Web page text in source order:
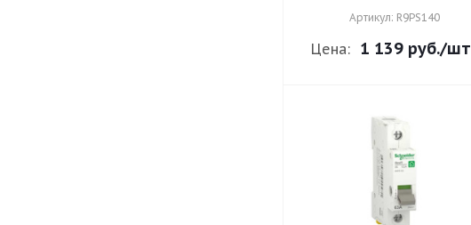
Артикул: R9PS140
Цена: 1 139 руб./шт